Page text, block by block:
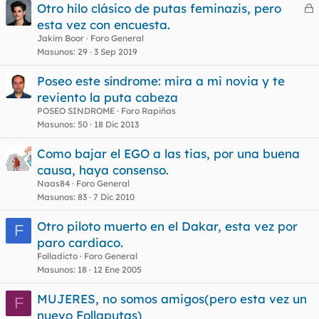
detalles porque es que me hizo cosas indescriptibles que no
me habían hecho nunca.
Después de follar durante un par de horas me dijo que se tenía
porque su mejor amiga quiere huir del país, pero está teniendo
problemas con el visado. Yo, como buen caballero, me ofrecí a
agilizarle los trámites y ella en agradecimiento me dijo que
ambas son bi y estarían en deuda conmigo, así que igual cae
trío. Luego nos intercambiamos nuestras cuentas de Pinterest
para estar en contacto y se marchó.
Os iré informando de las novedades.
Foto de la Ucraniana de la playa:
C
a
Otro hilo clásico de putas feminazis, pero
esta vez con encuesta.
Jakim Boor
Foro General
Masunos 29 3 Sep 2019
Poseo este síndrome: mira a mi novia y te
reviento la puta cabeza
POSEO SINDROME
Foro Rapiñas
Masunos 50 18 Dic 2013
Como bajar el EGO a las tias, por una buena
causa, haya consenso.
Naas84
Foro General
Masunos 83 7 Dic 2010
F
Otro piloto muerto en el Dakar, esta vez por
paro cardiaco.
Folladicto
Foro General
Masunos 18 12 Ene 2005
F
MUJERES, no somos amigos(pero esta vez un
nuevo Follaputas)